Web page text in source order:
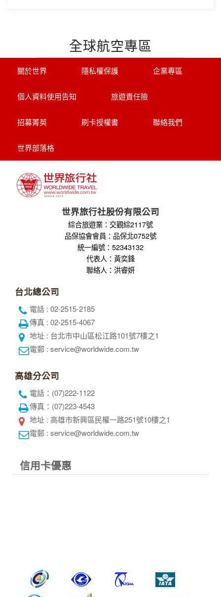
全球航空專區
關於世界 隱私權保護 企業專區
個人資料使用告知 旅遊責任險
招募菁英 刷卡授權書 聯絡我們
世界部落格
世界旅行社股份有限公司
綜合旅遊業：交觀綜2117號
品保協會會員：品保北0752號
統一編號：52343132
代表人：黃奕鋒
聯絡人：洪睿妍
台北總公司
電話 : 02-2515-2185
傳真 : 02-2515-4067
地址 : 台北市中山區松江路101號7樓之1
電郵 : service@worldwide.com.tw
高雄分公司
電話：(07)222-1122
傳真：(07)223-4543
地址 : 高雄市新興區民權一路251號10樓之1
電郵 : service@worldwide.com.tw
信用卡優惠